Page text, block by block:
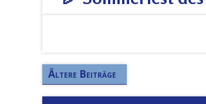
Ältere Beiträge